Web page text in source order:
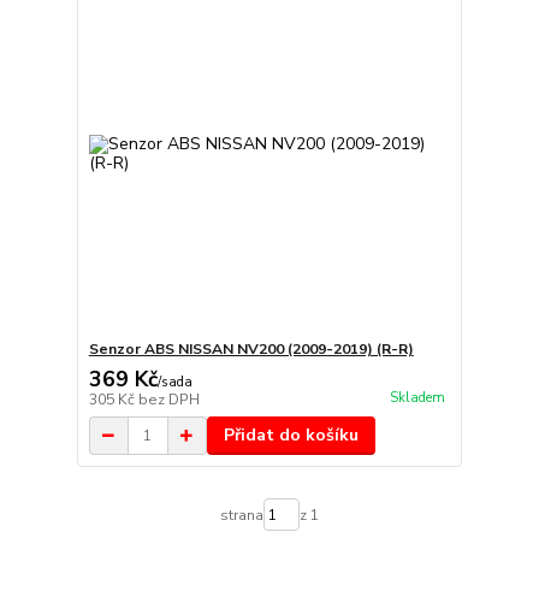
Senzor ABS NISSAN NV200 (2009-2019) (R-R)
369 Kč/sada
305 Kč bez DPH Skladem
Přidat do košíku
strana z 1